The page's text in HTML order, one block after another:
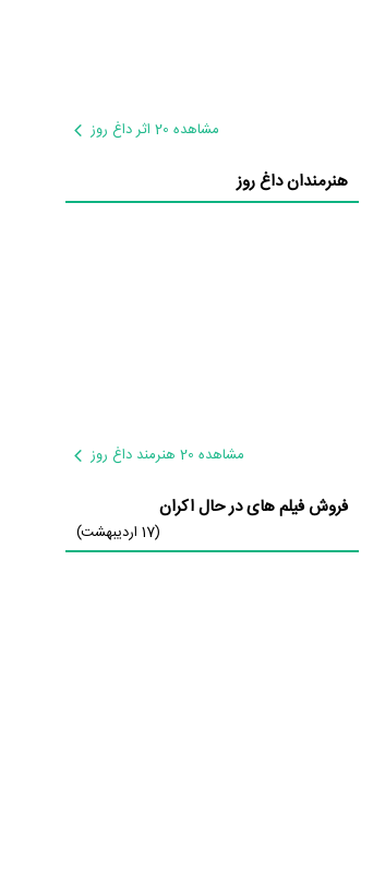
مشاهده 20 اثر داغ روز
هنرمندان داغ روز
مشاهده 20 هنرمند داغ روز
فروش فیلم های در حال اکران
(17 اردیبهشت)